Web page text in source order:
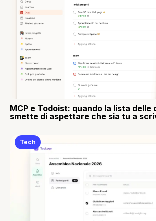
MCP e Todoist: quando la lista delle
smette di aspettare che sia tu a
Tech